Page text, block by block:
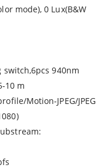
mode), 0 Lux(B&W
940nm
10 m
Motion-JPEG/JPEG